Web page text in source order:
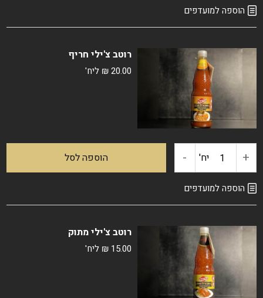
של
בלסמי
מצומצם
הוספה למועדפים
רוטב צ'ילי חריף
₪20.00 ליח'
+ כמות
של
חריף
יח' - הוספה לסל
הוספה למועדפים
רוטב צ'ילי מתוק
₪ 15.00 ליח'